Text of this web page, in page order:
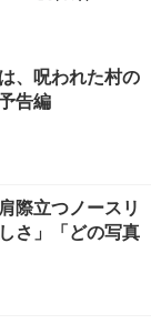
、呪われた村の
告編
際立つノースリ
さ」「どの写真